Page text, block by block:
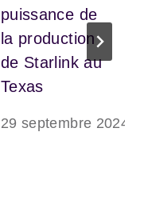
puissance de
la production
de Starlink au
Texas
29 septembre 2024